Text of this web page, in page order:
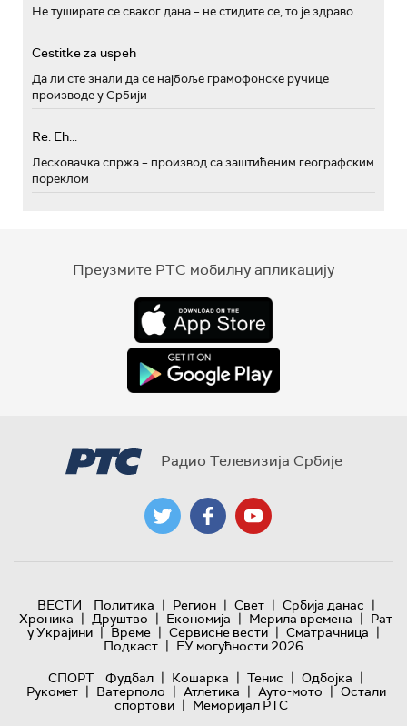
Не туширате се сваког дана – не стидите се, то је здраво
Cestitke za uspeh
Да ли сте знали да се најбоље грамофонске ручице
производе у Србији
Re: Eh...
Лесковачка спржа – производ са заштићеним географским
пореклом
Преузмите РТС мобилну апликацију
Радио Телевизија Србије
ВЕСТИ Политика | Регион | Свет | Србија данас |
Хроника | Друштво | Економија | Мерила времена | Рат
у Украјини | Време | Сервисне вести | Сматрачница |
Подкаст | ЕУ могућности 2026
СПОРТ
Фудбал | Кошарка | Тенис | Одбојка |
Рукомет | Ватерполо | Атлетика | Ауто-мото | Остали
спортови | Меморијал РТС